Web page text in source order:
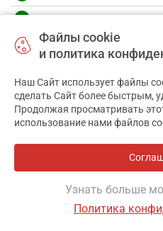
✅ Самый дешевый препарат
Искать в других регионах
Белая Церковь
Васильков
Винница Горишние
Житомир Запорожье
Каменское
Файлы cookie
и политика
Наш Сайт использует файлы
сделать Сайт более быстрым,
Продолжая просматривать
использование нами файлов
Узнать больше
Политика